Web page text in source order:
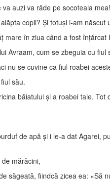
auzi va râde pe socoteala
copii? Şi totuşi i-am născut
mare în ziua când a fost înţărcat
Avraam, cum se zbeguia cu fiul
nu se cuvine ca fiul roabei
său.
băiatului şi a roabei tale.
de apă şi i le-a dat Agarei,
mărăcini,
săgeată, fiindcă zicea ea: